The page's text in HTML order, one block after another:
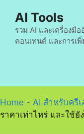
content
AI Tools
รวม AI และเครื่องมื
คอนเทนต์ และการเ
Home - AI สำหรับครีเ
ราคาเท่าไหร่ และใช้ยั